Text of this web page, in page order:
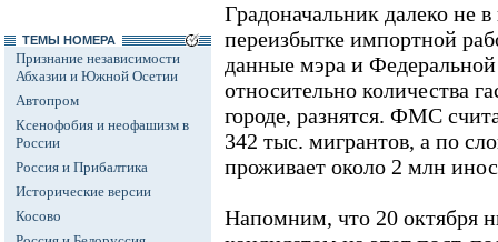
ТЕМЫ НОМЕРА
Признание независимости
Абхазии и Южной Осетии
Автопром
Ксенофобия и неофашизм в
России
Россия и Прибалтика
Исторические версии
Косово
Градоначальник далеко не
переизбытке импортной
данные мэра и
относительно количества
городе, разнятся. ФМС
342 тыс. мигрантов, а по
проживает около 2 млн
Напомним, что 20 октября